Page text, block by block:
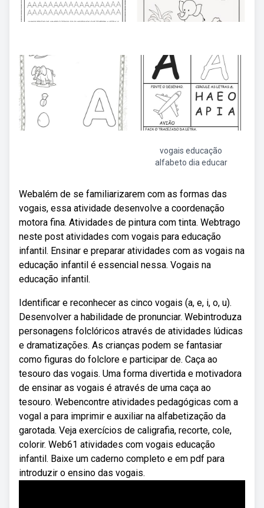
vogais educação
alfabeto dia educar
Webalém de se familiarizarem com as formas das
vogais, essa atividade desenvolve a coordenação
motora fina. Atividades de pintura com tinta. Webtrago
neste post atividades com vogais para educação
infantil. Ensinar e preparar atividades com as vogais na
educação infantil é essencial nessa. Vogais na
educação infantil.
Identificar e reconhecer as cinco vogais (a, e, i, o, u).
Desenvolver a habilidade de pronunciar. Webintroduza
personagens folclóricos através de atividades lúdicas
e dramatizações. As crianças podem se fantasiar
como figuras do folclore e participar de. Caça ao
tesouro das vogais. Uma forma divertida e motivadora
de ensinar as vogais é através de uma caça ao
tesouro. Webencontre atividades pedagógicas com a
vogal a para imprimir e auxiliar na alfabetização da
garotada. Veja exercícios de caligrafia, recorte, cole,
colorir. Web61 atividades com vogais educação
infantil. Baixe um caderno completo e em pdf para
introduzir o ensino das vogais.